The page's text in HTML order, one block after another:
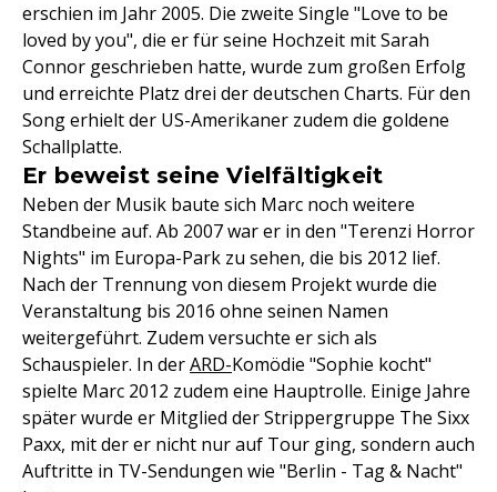
erschien im Jahr 2005. Die zweite Single "Love to be
loved by you", die er für seine Hochzeit mit Sarah
Connor geschrieben hatte, wurde zum großen Erfolg
und erreichte Platz drei der deutschen Charts. Für den
Song erhielt der US-Amerikaner zudem die goldene
Schallplatte.
Er beweist seine Vielfältigkeit
Neben der Musik baute sich Marc noch weitere
Standbeine auf. Ab 2007 war er in den "Terenzi Horror
Nights" im Europa-Park zu sehen, die bis 2012 lief.
Nach der Trennung von diesem Projekt wurde die
Veranstaltung bis 2016 ohne seinen Namen
weitergeführt. Zudem versuchte er sich als
Schauspieler. In derARD-Komödie "Sophie kocht"
spielte Marc 2012 zudem eine Hauptrolle. Einige Jahre
später wurde er Mitglied der Strippergruppe The Sixx
Paxx, mit der er nicht nur auf Tour ging, sondern auch
Auftritte in TV-Sendungen wie "Berlin - Tag & Nacht"